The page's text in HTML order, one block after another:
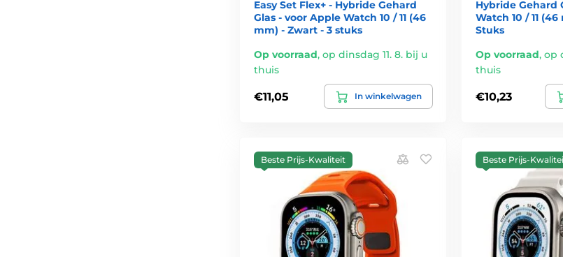
Easy Set Flex+ - Hybride Gehard
Glas - voor Apple Watch 10 / 11 (46
mm) - Zwart - 3 stuks
Op voorraad, op dinsdag 11. 8. bij u
thuis
€11,05 In winkelwagen
Hybride Gehard
Watch 10 / 11
Stuks
Op voorraad, op
thuis
€10,23
Beste Prijs-Kwaliteit Beste Prijs-